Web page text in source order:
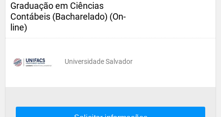
Graduação em Ciências
Contábeis (Bacharelado) (On-
line)
Universidade Salvador